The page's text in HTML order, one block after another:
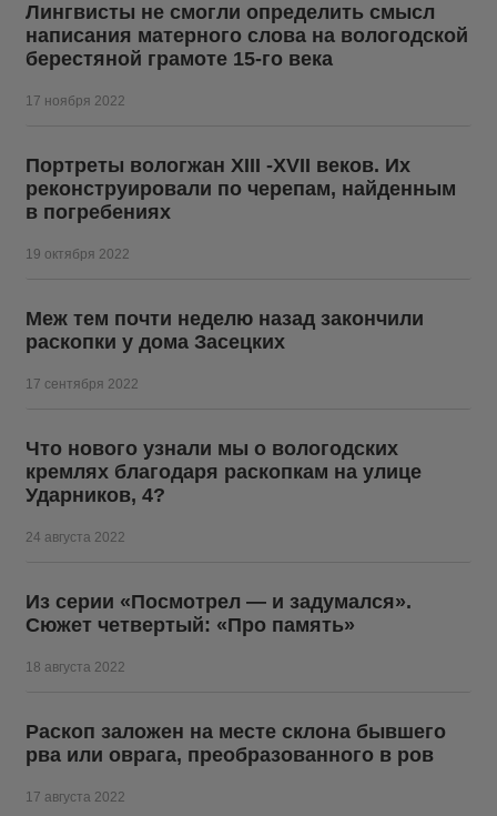
Лингвисты не смогли определить смысл
написания матерного слова на вологодской
берестяной грамоте 15-го века
17 ноября 2022
Портреты вологжан XIII -XVII веков. Их
реконструировали по черепам, найденным
в погребениях
19 октября 2022
Меж тем почти неделю назад закончили
раскопки у дома Засецких
17 сентября 2022
Что нового узнали мы о вологодских
кремлях благодаря раскопкам на улице
Ударников, 4?
24 августа 2022
Из серии «Посмотрел — и задумался».
Сюжет четвертый: «Про память»
18 августа 2022
Раскоп заложен на месте склона бывшего
рва или оврага, преобразованного в ров
17 августа 2022